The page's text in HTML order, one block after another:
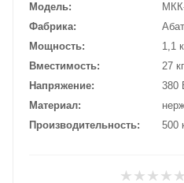
Модель
Фабрика
Абат
Мощность
1,1
Вместимость
27 кг
Напряжение
380
Материал
Производительность
500